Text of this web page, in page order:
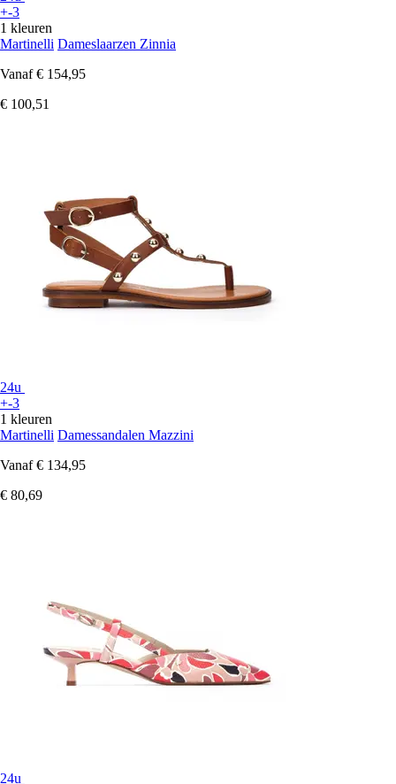
+-3
1 kleuren
Martinelli Dameslaarzen Zinnia
Vanaf € 154,95
€ 100,51
24u
+-3
1 kleuren
Martinelli Damessandalen Mazzini
Vanaf € 134,95
€ 80,69
24u